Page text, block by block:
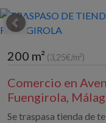
200 m² (3,25€/m²)
Comercio en
Fuengirola,
Se traspasa tienda de